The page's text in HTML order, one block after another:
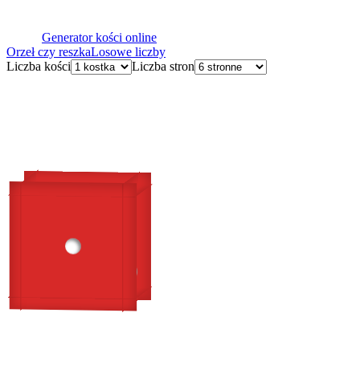
Generator kości online
Orzeł czy reszkaLosowe liczby
Liczba kości
Liczba stron